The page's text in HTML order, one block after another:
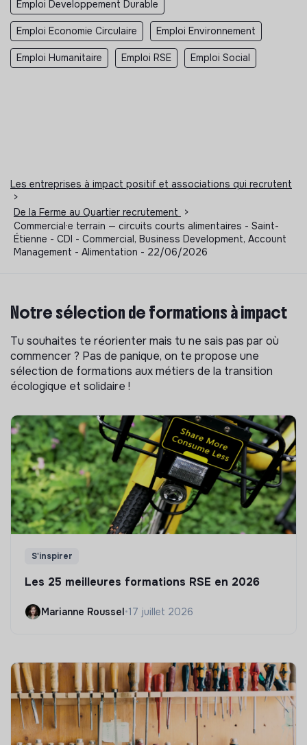
Emploi Developpement Durable
Emploi Economie Circulaire Emploi Environnement
Emploi Humanitaire Emploi RSE Emploi Social
Les entreprises à impact positif et associations qui recrutent
>
De la Ferme au Quartier recrutement
>
Commercial·e terrain — circuits courts alimentaires - Saint-
Étienne - CDI - Commercial, Business Development, Account
Management - Alimentation - 22/06/2026
Notre sélection de formations à impact
Tu souhaites te réorienter mais tu ne sais pas par où
commencer ? Pas de panique, on te propose une
sélection de formations aux métiers de la transition
écologique et solidaire !
S'inspirer
Les 25 meilleures formations RSE en 2026
Marianne Roussel•17 juillet 2026